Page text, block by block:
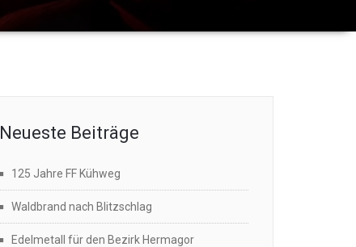
Neueste Beiträge
125 Jahre FF Kühweg
Waldbrand nach Blitzschlag
Edelmetall für den Bezirk Hermagor